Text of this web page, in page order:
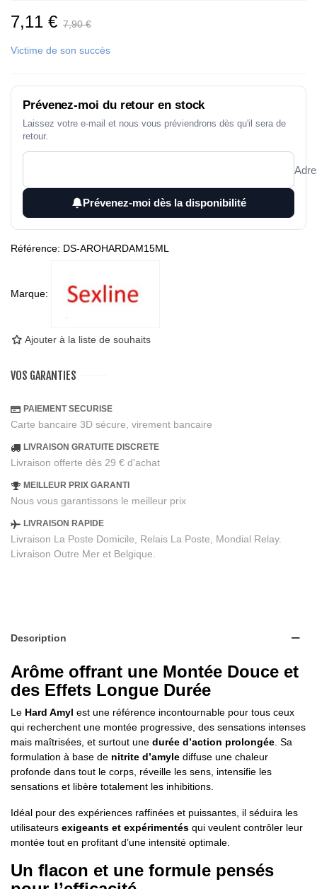
7,11 € 7,90 €
Victime de son succès
Prévenez-moi du retour en stock
Laissez votre e-mail et nous vous préviendrons dès qu'il sera de
retour.
Prévenez-moi dès la disponibilité
Référence: DS-AROHARDAM15ML
Marque:
Ajouter à la liste de souhaits
VOS GARANTIES
PAIEMENT SECURISE
Carte bancaire 3D sécure, virement bancaire
LIVRAISON GRATUITE DISCRETE
Livraison offerte dès 29 € d'achat
MEILLEUR PRIX GARANTI
Nous vous garantissons le meilleur prix
LIVRAISON RAPIDE
Livraison La Poste Domicile, Relais La Poste, Mondial Relay.
Livraison Outre Mer et Belgique.
Description
Arôme offrant une Montée Douce et
des Effets Longue Durée
Le Hard Amyl est une référence incontournable pour tous ceux
qui recherchent une montée progressive, des sensations intenses
mais maîtrisées, et surtout une durée d’action prolongée . Sa
formulation à base de nitrite d’amyle diffuse une chaleur
profonde dans tout le corps, réveille les sens, intensifie les
sensations et libère totalement les inhibitions.
Idéal pour des expériences raffinées et puissantes, il séduira les
utilisateurs exigeants et expérimentés qui veulent contrôler leur
montée tout en profitant d’une intensité optimale.
Un flacon et une formule pensés